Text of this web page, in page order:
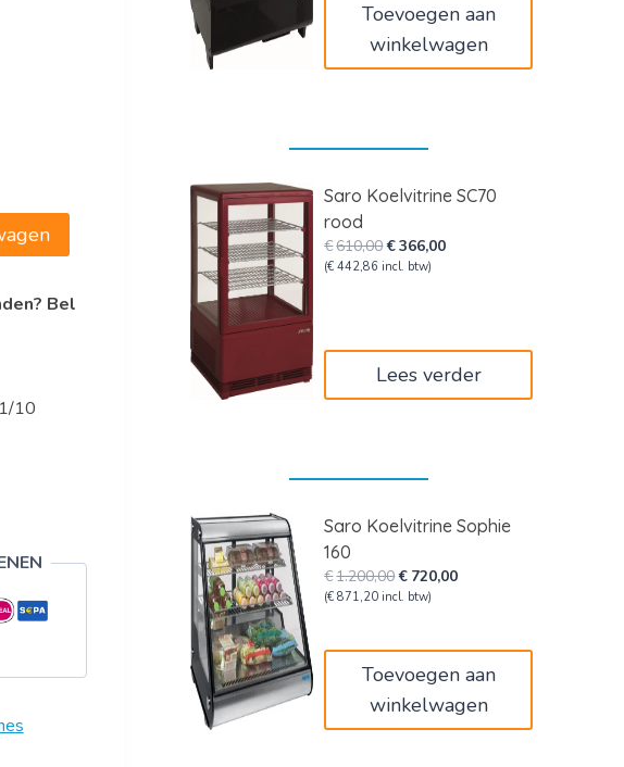
Bel
10
Toevoegen aan
winkelwagen
Saro Koelvitrine SC70
rood
€610,00Oorspronkelijke
prijs
€366,00Huidige
(€ 442,86 incl. btw)
Lees verder
Saro Koelvitrine Sophie
160
€1.200,00Oorspronkelijke
prijs
€ 720,00Huidige
(€ 871,20 incl. btw)
Toevoegen aan
winkelwagen